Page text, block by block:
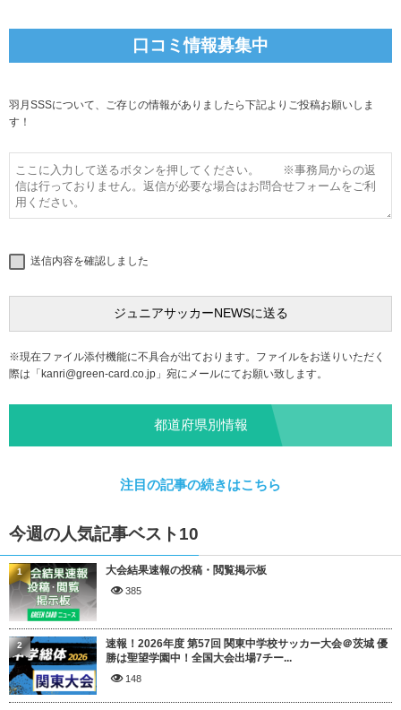
口コミ情報募集中
羽月SSSについて、ご存じの情報がありましたら下記よりご投稿お願いしま
す！
送信内容を確認しました
※現在ファイル添付機能に不具合が出ております。ファイルをお送りいただく
際は「 kanri@green-card.co.jp 」宛にメールにてお願い致します。
都道府県別情報
注目の記事の続きはこちら
今週の人気記事ベスト10
大会結果速報の投稿・閲覧掲示板
385
1
速報！2026年度 第57回 関東中学校サッカー大会＠茨城 優
勝は聖望学園中！全国大会出場7チー...
148
2